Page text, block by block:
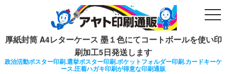
厚紙封筒 A4レターケース 墨１色にてコートボールを使い印
刷加工5日発送します
政治活動ポスター印刷.選挙ポスター印刷.ポケットフォルダー印刷.カードキーケ
ース.圧着ハガキ印刷が得意な印刷通販